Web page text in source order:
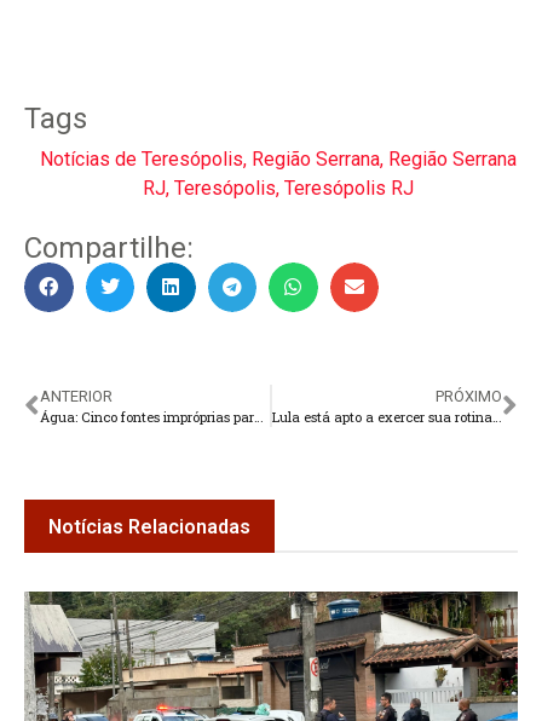
Tags
Notícias de Teresópolis, Região Serrana, Região Serrana
RJ, Teresópolis, Teresópolis RJ
Compartilhe:
ANTERIOR
PRÓXIMO
Notícias Relacionadas